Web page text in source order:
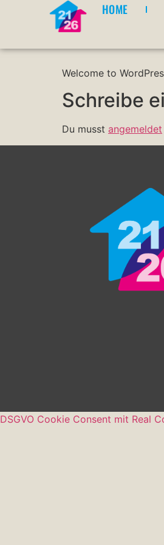
HOME
Welcome to
Schreibe
Du musst angemeldet
DSGVO Cookie Consent mit Real